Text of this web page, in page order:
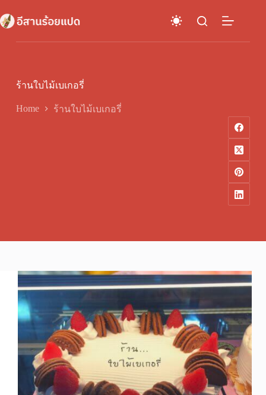
to
content
ร้านใบไม้เบเกอรี่
Home ร้านใบไม้เบเกอรี่